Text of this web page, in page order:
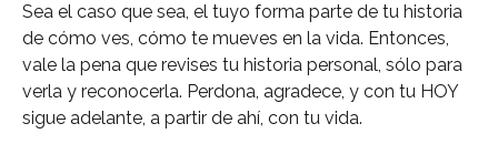
Sea el caso que sea, el tuyo forma parte de tu historia
de cómo ves, cómo te mueves en la vida. Entonces,
vale la pena que revises tu historia personal, sólo para
verla y reconocerla. Perdona, agradece, y con tu HOY
sigue adelante, a partir de ahí, con tu vida.